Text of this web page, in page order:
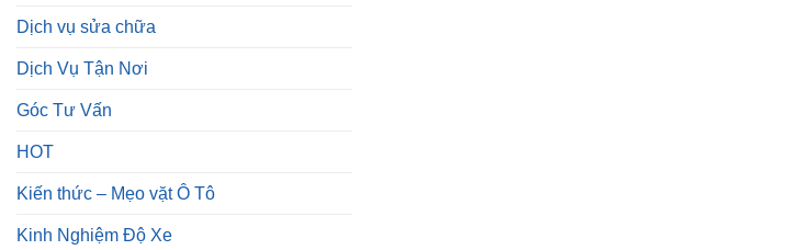
Dịch vụ sửa chữa
Dịch Vụ Tận Nơi
Góc Tư Vấn
HOT
Kiến thức – Mẹo vặt Ô Tô
Kinh Nghiệm Độ Xe